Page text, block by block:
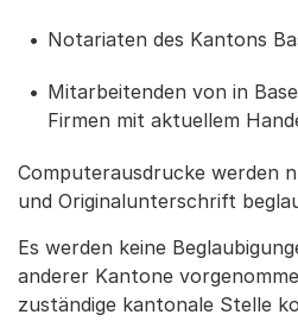
Notariaten des Kantons
Mitarbeitenden von in
Firmen mit aktuellem
Computerausdrucke werden
und Originalunterschrift
Es werden keine
anderer Kantone
zuständige kantonale Stelle